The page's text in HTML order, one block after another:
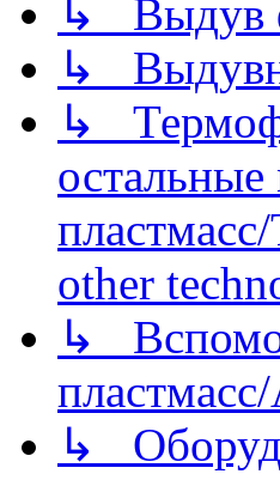
↳ Выдув
↳
↳
other
↳
↳